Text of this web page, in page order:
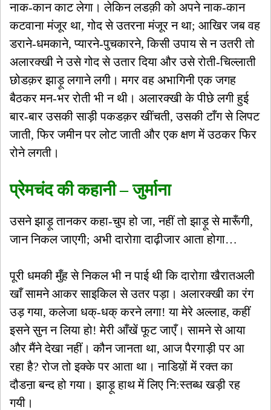
नाक-कान काट लेगा। लेकिन लडक़ी को अपने नाक-कान
कटवाना मंजूर था, गोद से उतरना मंजूर न था; आखिर जब वह
डराने-धमकाने, प्यारने-पुचकारने, किसी उपाय से न उतरी तो
अलारक्खी ने उसे गोद से उतार दिया और उसे रोती-चिल्लाती
छोडक़र झाड़ू लगाने लगी। मगर वह अभागिनी एक जगह
बैठकर मन-भर रोती भी न थी। अलारक्खी के पीछे लगी हुई
बार-बार उसकी साड़ी पकडक़र खींचती, उसकी टाँग से लिपट
जाती, फिर जमीन पर लोट जाती और एक क्षण में उठकर फिर
रोने लगती।
प्रेमचंद की कहानी – जुर्माना
उसने झाड़ू तानकर कहा-चुप हो जा, नहीं तो झाड़ू से मारूँगी,
जान निकल जाएगी; अभी दारोग़ा दाढ़ीजार आता होगा…
पूरी धमकी मुँह से निकल भी न पाई थी कि दारोग़ा खैरातअली
खाँ सामने आकर साइकिल से उतर पड़ा। अलारक्खी का रंग
उड़ गया, कलेजा धक्-धक् करने लगा! या मेरे अल्लाह, कहीं
इसने सुन न लिया हो! मेरी आँखें फूट जाएँ। सामने से आया
और मैंने देखा नहीं। कौन जानता था, आज पैरगाड़ी पर आ
रहा है? रोज तो इक्के पर आता था। नाडिय़ों में रक्त का
दौडऩा बन्द हो गया। झाड़ू हाथ में लिए नि:स्तब्ध खड़ी रह
गयी।